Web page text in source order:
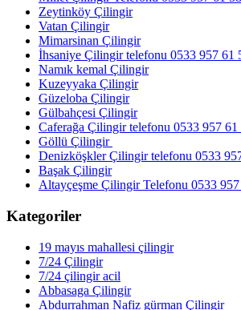
Zeytinköy Çilingir
Vatan Çilingir
Mimarsinan Çilingir
İhsaniye Çilingir telefonu 0533 957 61
Namık kemal Çilingir
Kuzeyyaka Çilingir
Güzeloba Çilingir
Gülbahçesi Çilingir
Caferağa Çilingir telefonu 0533 957 61
Göllü Çilingir
Denizköşkler Çilingir telefonu 0533
Başak Çilingir
Altayçeşme Çilingir Telefonu 0533
Kategoriler
19 mayıs mahallesi çilingir
7/24 Çilingir
7/24 çilingir acil
Abbasaga Çilingir
Abdurrahman Nafiz gürman Çilingir